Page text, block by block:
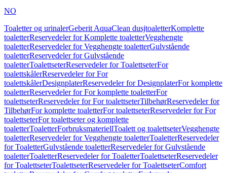
NO
Toaletter og urinalerGeberit AquaClean dusjtoaletterKomplette
toaletterReservedeler for Komplette toaletterVegghengte
toaletterReservedeler for Vegghengte toaletterGulvstående
toaletterReservedeler for Gulvstående
toaletterToalettseterReservedeler for ToalettseterFor
toalettskålerReservedeler for For
toalettskålerDesignplaterReservedeler for DesignplaterFor komplette
toaletterReservedeler for For komplette toaletterFor
toalettseterReservedeler for For toalettseterTilbehørReservedeler for
TilbehørFor komplette toaletterFor toalettseterReservedeler for For
toalettseterFor toalettseter og komplette
toaletterToaletterForbruksmateriellToalett og toalettseterVegghengte
toaletterReservedeler for Vegghengte toaletterToaletterReservedeler
for ToaletterGulvstående toaletterReservedeler for Gulvstående
toaletterToaletterReservedeler for ToaletterToalettseterReservedeler
for ToalettseterToalettseterReservedeler for ToalettseterComfort